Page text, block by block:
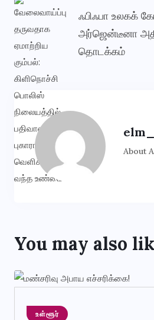
ஃபிஃபா உலகக்
அர்ஜென்டீனா
தொடக்கம்
About
You may also
உள்ளூர்